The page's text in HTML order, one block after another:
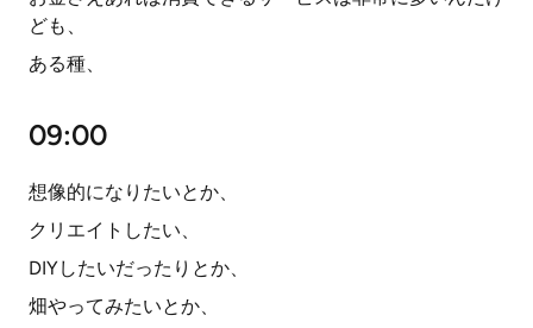
ども、
ある種、
09:00
想像的になりたいとか、
クリエイトしたい、
DIYしたいだったりとか、
畑やってみたいとか、